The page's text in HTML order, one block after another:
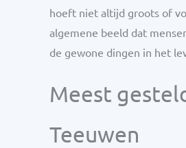
hoeft niet altijd groots of
algemene beeld dat
de gewone dingen in het
Meest
Teeuwen